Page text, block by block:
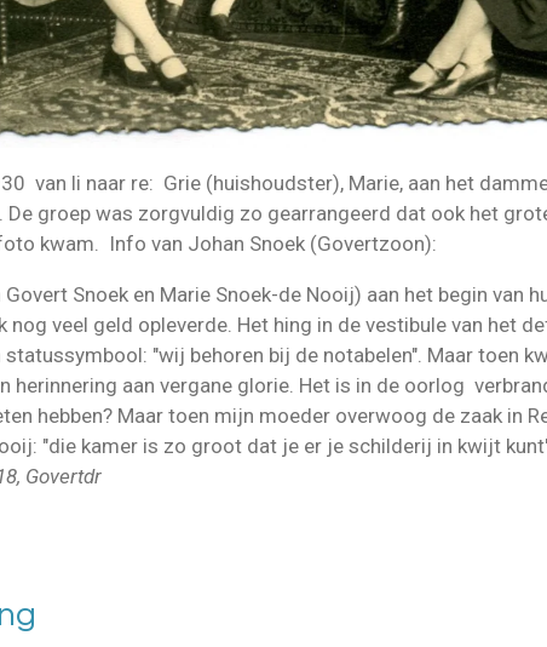
van li naar re: Grie (huishoudster), Marie, aan het
De groep was zorgvuldig zo gearrangeerd dat ook het
kwam. Info van Johan Snoek (Govertzoon):
Snoek en Marie Snoek-de Nooij) aan het begin van
veel geld opleverde. Het hing in de vestibule van het
statussymbool: "wij behoren bij de notabelen". Maar toen
herinnering aan vergane glorie. Het is in de oorlog
hebben? Maar toen mijn moeder overwoog de zaak in
"die kamer is zo groot dat je er je schilderij in kwijt
Govertdr